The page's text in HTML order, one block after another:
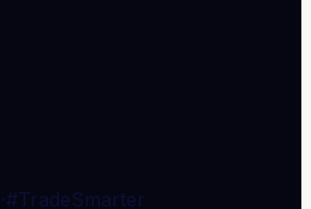
·#TradeSmarter